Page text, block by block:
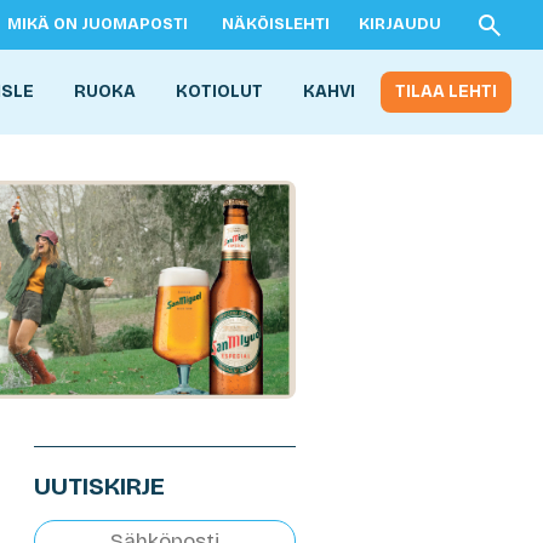
MIKÄ ON JUOMAPOSTI NÄKÖISLEHTI KIRJAUDU
RUOKA KOTIOLUT KAHVI TILAA LEHTI
UUTISKIRJE